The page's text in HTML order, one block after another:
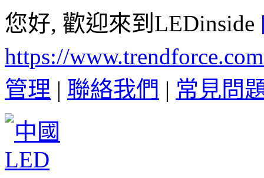
您好, 歡迎來到LEDinside
https://
管理 | 聯絡我們 | 常見問